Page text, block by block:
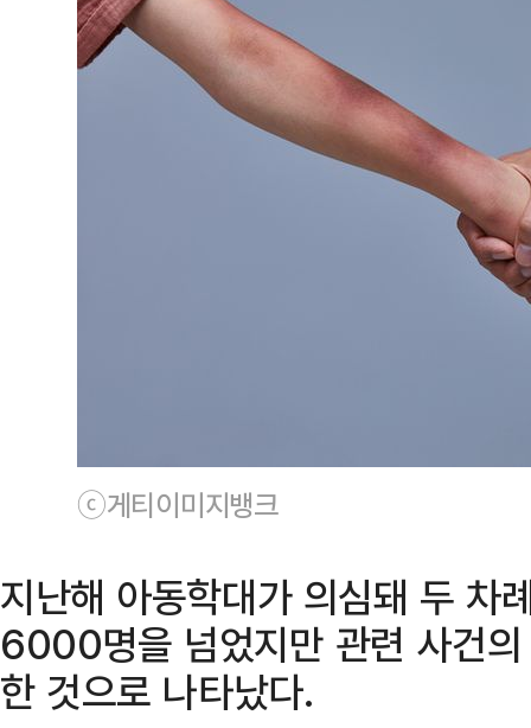
ⓒ게티이미지뱅크
지난해 아동학대가 의심돼 두 차
6000명을 넘었지만 관련 사건
한 것으로 나타났다.